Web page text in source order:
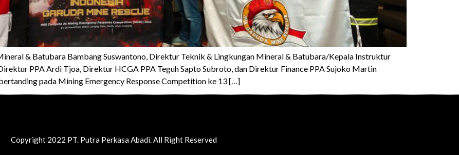
& Batubara Bambang Suswantono, Direktur Teknik & Lingkungan Mineral & Batubara/Kepala Instruktur
PPA Ardi Tjoa, Direktur HCGA PPA Teguh Sapto Subroto, dan Direktur Finance PPA Sujoko Martin
pada Mining Emergency Response Competition ke 13 […]
Copyright 2022 PT. Putra Perkasa Abadi. All Right Reserved